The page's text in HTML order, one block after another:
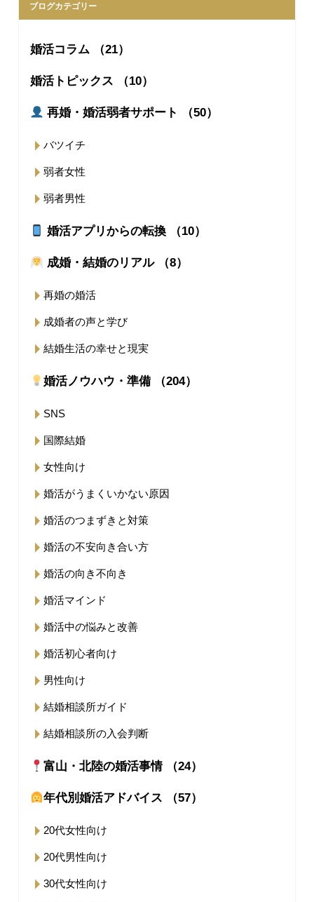
ブログカテゴリー
婚活コラム （21）
婚活トピックス （10）
再婚・婚活弱者サポート （50）
バツイチ
弱者女性
弱者男性
婚活アプリからの転換 （10）
成婚・結婚のリアル （8）
再婚の婚活
成婚者の声と学び
結婚生活の幸せと現実
婚活ノウハウ・準備 （204）
SNS
国際結婚
女性向け
婚活がうまくいかない原因
婚活のつまずきと対策
婚活の不安向き合い方
婚活の向き不向き
婚活マインド
婚活中の悩みと改善
婚活初心者向け
男性向け
結婚相談所ガイド
結婚相談所の入会判断
富山・北陸の婚活事情 （24）
年代別婚活アドバイス （57）
20代女性向け
20代男性向け
30代女性向け